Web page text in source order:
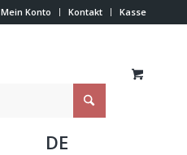
Mein Konto Kontakt Kasse
DE